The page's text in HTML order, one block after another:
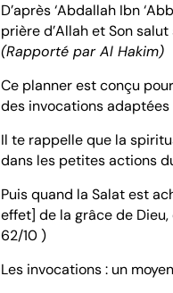
D’après ‘Abdallah Ibn
prière d’Allah et Son
(Rapporté par Al Hakim)
Ce planner est conçu
des invocations
Il te rappelle que la
dans les petites actions
Puis quand la Salat est
effet] de la grâce de
62/10 )
Les invocations : un